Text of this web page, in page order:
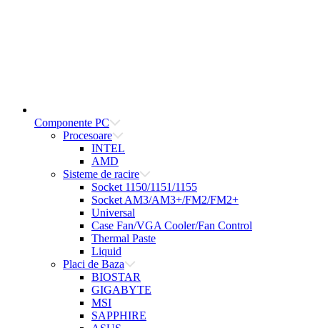
Componente PC
Procesoare
INTEL
AMD
Sisteme de racire
Socket 1150/1151/1155
Socket AM3/AM3+/FM2/FM2+
Universal
Case Fan/VGA Cooler/Fan Control
Thermal Paste
Liquid
Placi de Baza
BIOSTAR
GIGABYTE
MSI
SAPPHIRE